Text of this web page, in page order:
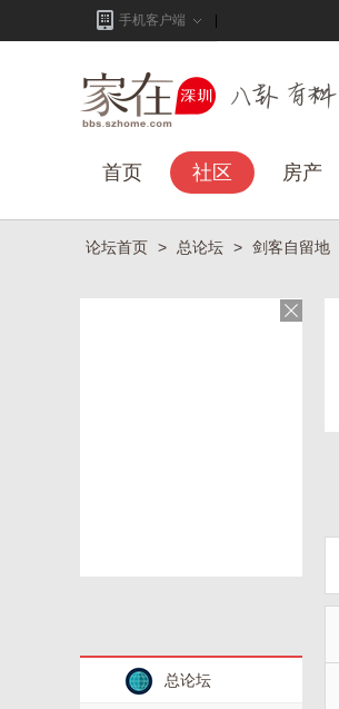
手机客户端
首页 社区 房产
论坛首页 > 总论坛 > 剑客自留地
总论坛